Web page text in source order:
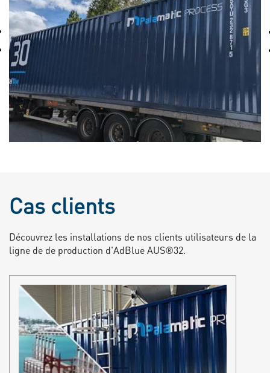
Cas clients
Découvrez les installations de nos clients utilisateurs de la
ligne de de production d'AdBlue AUS®32.